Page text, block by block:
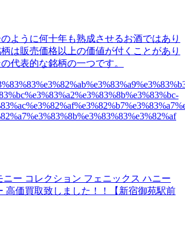
ように何十年も熟成させるお酒ではあり
は販売価格以上の価値が付くことがあり
代表的な銘柄の一つです。
ニー コレクション フェニックス ハニー
高価買取致しました！！【新宿御苑駅前